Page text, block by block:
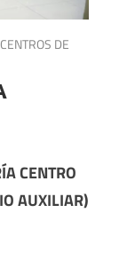
CENTROS DE
CENTRO
AUXILIAR)